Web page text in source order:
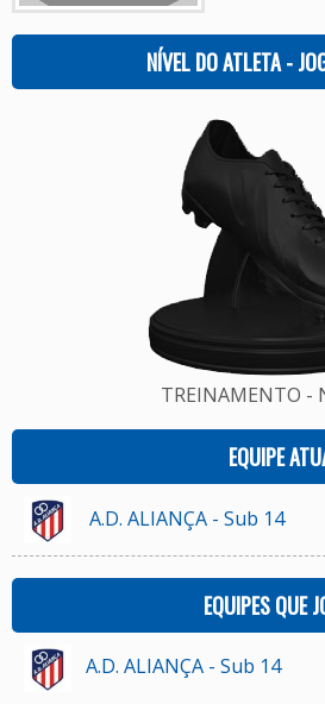
NÍVEL DO ATLETA -
TREINAMENTO -
EQUIPE
A.D. ALIANÇA - Sub 14
EQUIPES QUE
A.D. ALIANÇA - Sub 14